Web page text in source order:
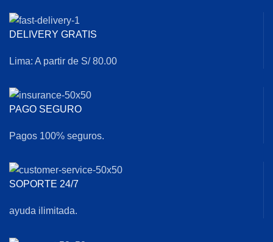
DELIVERY GRATIS
Lima: A partir de S/ 80.00
PAGO SEGURO
Pagos 100% seguros.
SOPORTE 24/7
ayuda ilimitada.